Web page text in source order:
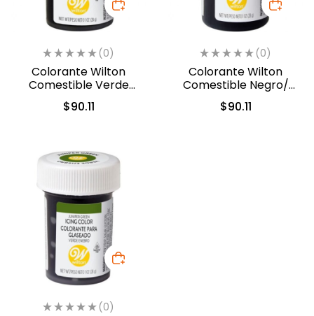
(0)
Colorante Wilton
Comestible Verde
Hoja/Leaf Green 28.3gr.
(04-0-0047)
$90.11
(0)
Colorante Wilton
Comestible Negro/
Black 28.3gr. (04-0-
0037)
$90.11
(0)